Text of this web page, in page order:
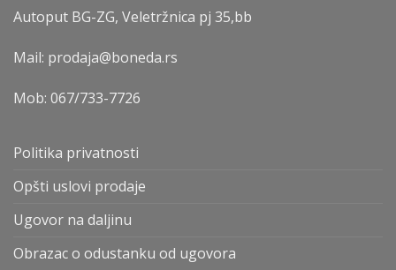
Autoput BG-ZG, Veletržnica pj 35,bb
Mail: prodaja@boneda.rs
Mob: 067/733-7726
Politika privatnosti
Opšti uslovi prodaje
Ugovor na daljinu
Obrazac o odustanku od ugovora